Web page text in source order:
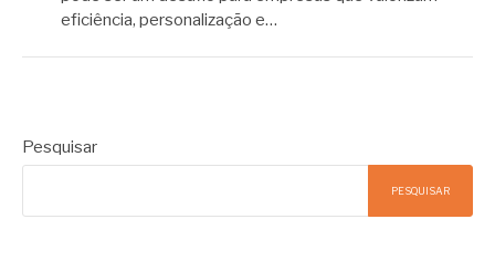
eficiência, personalização e…
Pesquisar
PESQUISAR